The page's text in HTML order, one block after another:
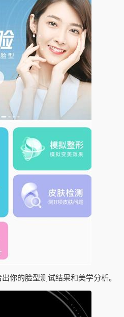
你的脸型测试结果和美学分析。